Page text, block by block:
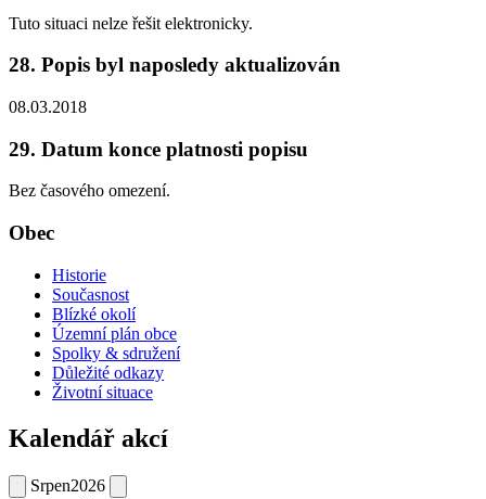
Tuto situaci nelze řešit elektronicky.
28. Popis byl naposledy aktualizován
08.03.2018
29. Datum konce platnosti popisu
Bez časového omezení.
Obec
Historie
Současnost
Blízké okolí
Územní plán obce
Spolky & sdružení
Důležité odkazy
Životní situace
Kalendář akcí
Srpen2026